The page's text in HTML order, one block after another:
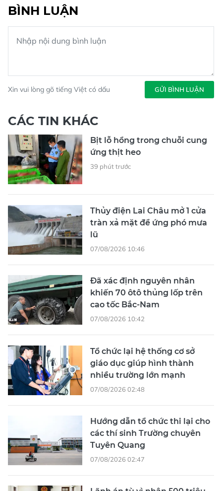
BÌNH LUẬN
Xin vui lòng gõ tiếng Việt có dấu GỬI BÌNH LUẬN
CÁC TIN KHÁC
Bịt lỗ hổng trong chuỗi cung
ứng thịt heo
39 phút trước
Thủy điện Lai Châu mở 1 cửa
tràn xả mặt để ứng phó mưa
lũ
07/08/2026 10:46
Đã xác định nguyên nhân
khiến 70 ôtô thủng lốp trên
cao tốc Bắc-Nam
07/08/2026 10:42
Tổ chức lại hệ thống cơ sở
giáo dục giúp hình thành
nhiều trường lớn mạnh
07/08/2026 02:48
Hướng dẫn tổ chức thi lại cho
các thí sinh Trường chuyên
Tuyên Quang
07/08/2026 02:47